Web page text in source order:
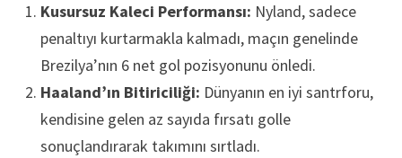
Kusursuz Kaleci Performansı: Nyland, sadece
penaltıyı kurtarmakla kalmadı, maçın genelinde
Brezilya’nın 6 net gol pozisyonunu önledi.
Haaland’ın Bitiriciliği: Dünyanın en iyi santrforu,
kendisine gelen az sayıda fırsatı golle
sonuçlandırarak takımını sırtladı.